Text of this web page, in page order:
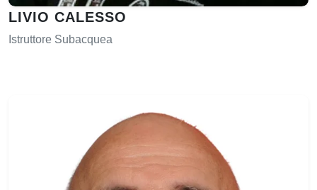
LIVIO CALESSO
Istruttore Subacquea